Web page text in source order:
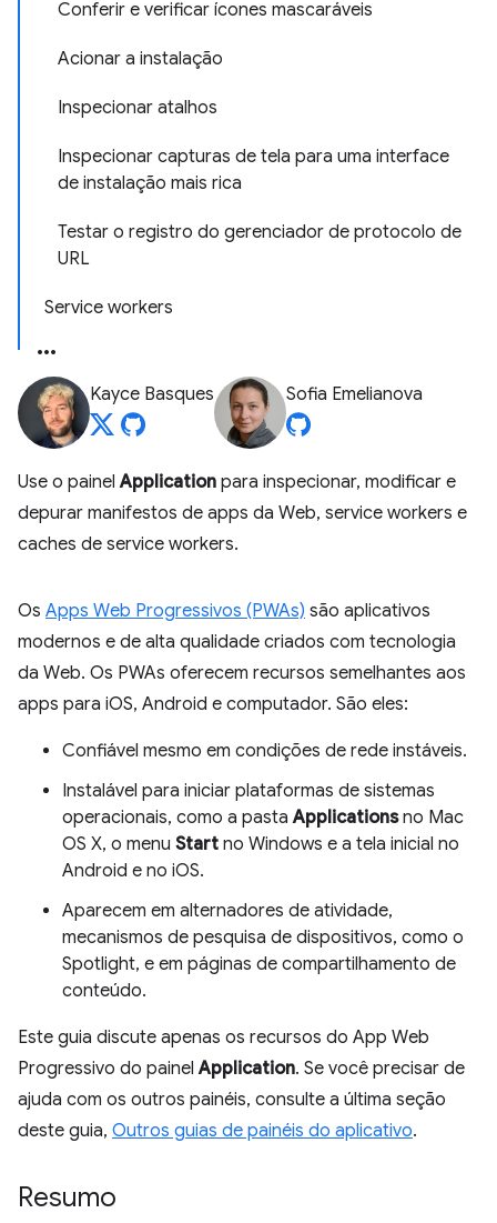
Conferir e verificar ícones mascaráveis
Acionar a instalação
Inspecionar atalhos
Inspecionar capturas de tela para uma interface
de instalação mais rica
Testar o registro do gerenciador de protocolo de
URL
Service workers
Kayce Basques Sofia Emelianova
Use o painelApplication para inspecionar, modificar e
depurar manifestos de apps da Web, service workers e
caches de service workers.
Os Apps Web Progressivos (PWAs) são aplicativos
modernos e de alta qualidade criados com tecnologia
da Web. Os PWAs oferecem recursos semelhantes aos
apps para iOS, Android e computador. São eles:
Confiável mesmo em condições de rede instáveis.
Instalável para iniciar plataformas de sistemas
operacionais, como a pastaApplicationsno Mac
OS X, o menu Start no Windows e a tela inicial no
Android e no iOS.
Aparecem em alternadores de atividade,
mecanismos de pesquisa de dispositivos, como o
Spotlight, e em páginas de compartilhamento de
conteúdo.
Este guia discute apenas os recursos do App Web
Progressivo do painelApplication. Se você precisar de
ajuda com os outros painéis, consulte a última seção
deste guia, Outros guias de painéis do aplicativo.
Resumo